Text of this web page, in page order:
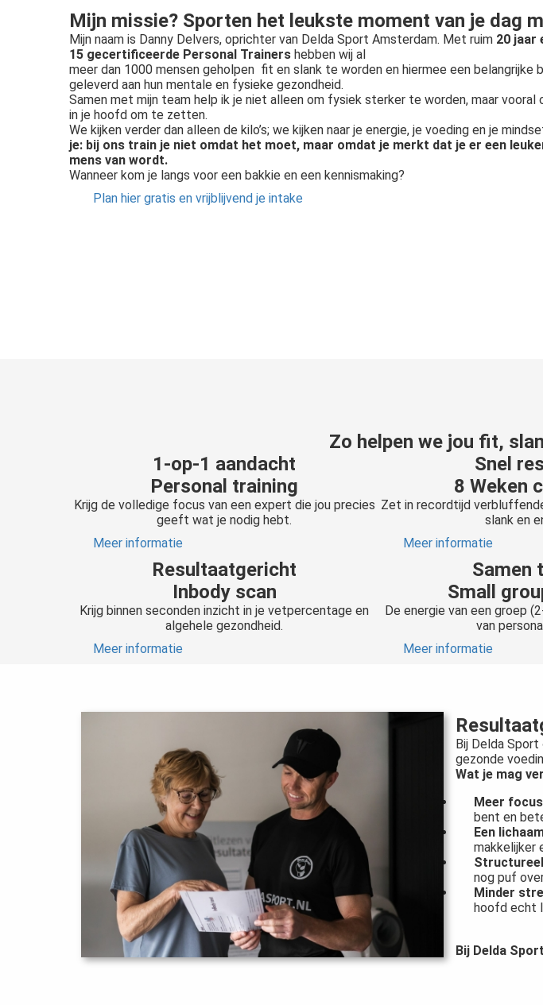
Mijn missie? Sporten het leukste moment van je dag
Mijn naam is Danny Delvers, oprichter van Delda Sport Amsterdam. Met ruim 20 jaar
15 gecertificeerde Personal Trainers hebben wij al
meer dan 1000 mensen geholpen fit en slank te worden en hiermee een belangrijke
geleverd aan hun mentale en fysieke gezondheid.
Samen met mijn team help ik je niet alleen om fysiek sterker te worden, maar vooral
in je hoofd om te zetten.
We kijken verder dan alleen de kilo’s; we kijken naar je energie, je voeding en je
je: bij ons train je niet omdat het moet, maar omdat je merkt dat je er een
mens van wordt.
Wanneer kom je langs voor een bakkie en een kennismaking?
Plan hier gratis en vrijblijvend je intake
Zo helpen we jou fit,
1-op-1 aandacht
Personal training
Krijg de volledige focus van een expert die jou precies
geeft wat je nodig hebt.
Meer informatie
Snel
8 Weken
Zet in recordtijd
slank en
Meer informatie
Resultaatgericht
Inbody scan
Krijg binnen seconden inzicht in je vetpercentage en
algehele gezondheid.
Meer informatie
Samen
Small
De energie van een groep
van
Meer informatie
Bij Delda
gezonde
Wat je mag
Meer
bent en
Een
makkelijker
nog puf
Minder
hoofd echt
Bij Delda